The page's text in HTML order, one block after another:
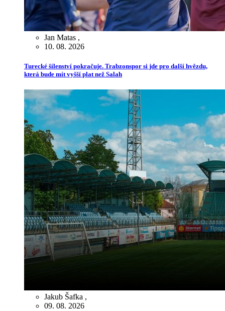
Jan Matas ,
10. 08. 2026
Turecké šílenství pokračuje. Trabzonspor si jde pro další hvězdu,
která bude mít vyšší plat než Salah
Jakub Šafka ,
09. 08. 2026